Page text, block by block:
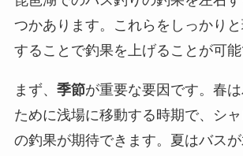
つかあります。これらをしっかり
することで釣果を上げることが可能
まず、 季節が重要な要因です。春
ために浅場に移動する時期で、シ
の釣果が期待できます。夏はバス